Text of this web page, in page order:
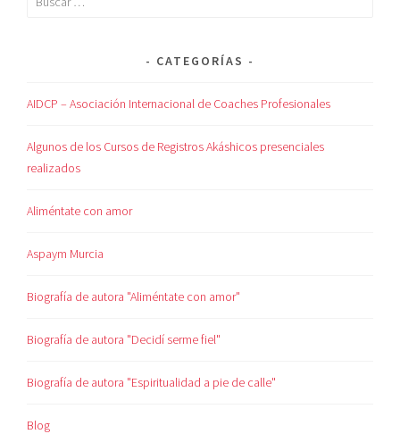
CATEGORÍAS
AIDCP – Asociación Internacional de Coaches Profesionales
Algunos de los Cursos de Registros Akáshicos presenciales
realizados
Aliméntate con amor
Aspaym Murcia
Biografía de autora "Aliméntate con amor"
Biografía de autora "Decidí serme fiel"
Biografía de autora "Espiritualidad a pie de calle"
Blog